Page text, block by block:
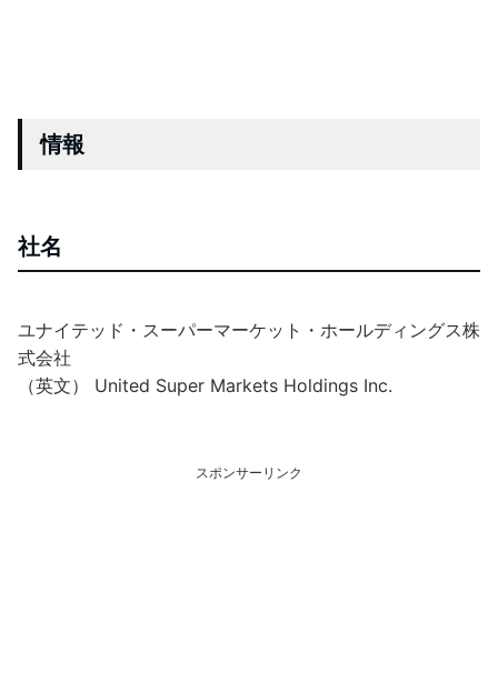
情報
社名
ユナイテッド・スーパーマーケット・ホールディングス株
式会社
（英文） United Super Markets Holdings Inc.
スポンサーリンク